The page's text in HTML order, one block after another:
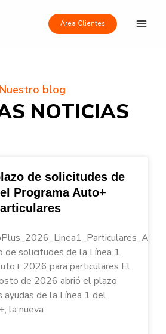
Área Clientes
Nuestro blog
NOTICIAS
de solicitudes de
Programa Auto+
solicitudes de la Línea 1
2026 para particulares El
de 2026 abrió el plazo
ayudas de la Línea 1 del
la nueva